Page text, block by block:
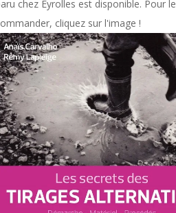
chez Eyrolles est disponible. Pour le
cliquez sur l'image !